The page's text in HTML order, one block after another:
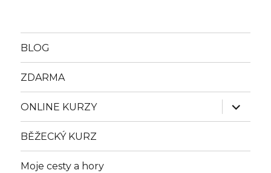
BLOG
ZDARMA
ONLINE KURZY
Zobrazit
položky
BĚŽECKÝ KURZ
Moje cesty a hory